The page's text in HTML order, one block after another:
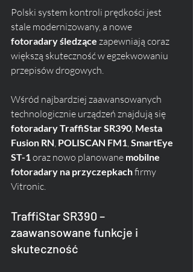
Polski system kontroli prędkości jest
stale modernizowany, a nowe
fotoradary śledzące zapewniają coraz
większą skuteczność w egzekwowaniu
przepisów drogowych.
Wśród najbardziej zaawansowanych
technologicznie urządzeń znajdują się
fotoradary TraffiStar SR390, Mesta
Fusion RN, POLISCAN FM1, SmartEye
ST-1 oraz nowo planowane mobilne
fotoradary na przyczepkach firmy
Vitronic.
TraffiStar SR390 –
zaawansowane funkcje i
skuteczność